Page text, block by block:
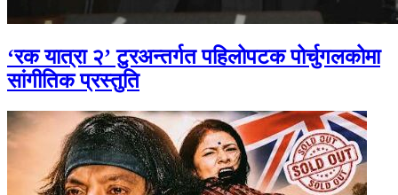
‘रक यात्रा २’ टुरअन्तर्गत पहिलोपटक पोर्चुगलकोमा
सांगीतिक प्रस्तुति